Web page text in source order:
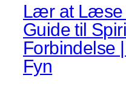
Lær at Læse
Guide til
Forbindelse
Fyn